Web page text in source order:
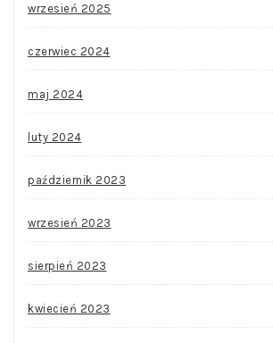
wrzesień 2025
czerwiec 2024
maj 2024
luty 2024
październik 2023
wrzesień 2023
sierpień 2023
kwiecień 2023